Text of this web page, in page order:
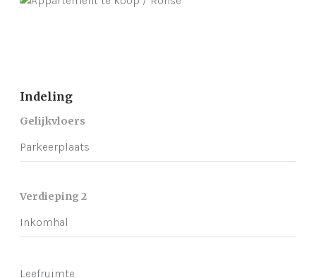
Indeling
Gelijkvloers
Parkeerplaats
Verdieping 2
Inkomhal
Leefruimte